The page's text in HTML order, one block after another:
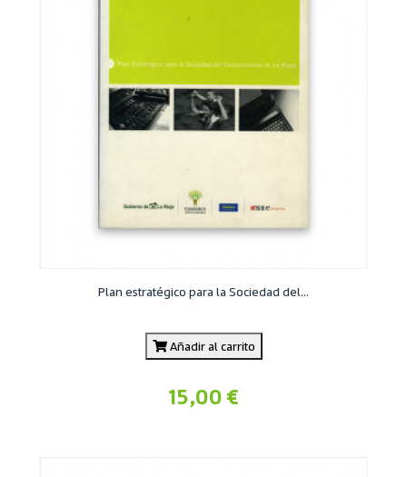
Plan estratégico para la Sociedad del...
Añadir al carrito
15,00 €